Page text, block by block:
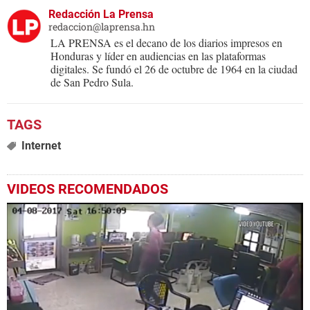
Redacción La Prensa
redaccion@laprensa.hn
LA PRENSA es el decano de los diarios impresos en
Honduras y líder en audiencias en las plataformas
digitales. Se fundó el 26 de octubre de 1964 en la ciudad
de San Pedro Sula.
Internet
VIDEOS RECOMENDADOS